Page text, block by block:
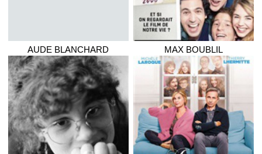
AUDE BLANCHARD MAX BOUBLIL